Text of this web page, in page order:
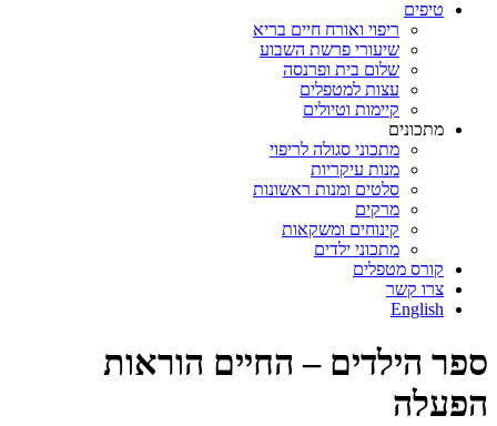
טיפים
ריפוי ואורח חיים בריא
שיעורי פרשת השבוע
שלום בית ופרנסה
עצות למטפלים
קיימות וטיולים
מתכונים
מתכוני סגולה לריפוי
מנות עיקריות
סלטים ומנות ראשונות
מרקים
קינוחים ומשקאות
מתכוני ילדים
קורס מטפלים
צרו קשר
English
ספר הילדים – החיים הוראות
הפעלה